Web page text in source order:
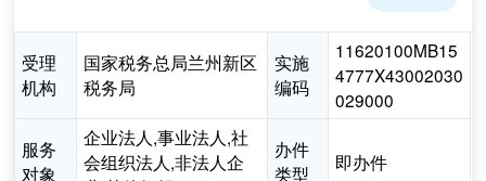
受理
机构
国家税务总局兰州新区
税务局
实施
编码
11620100MB15
4777X43002030
029000
服务
对象
企业法人,事业法人,社
会组织法人,非法人企
办件
类型
即办件